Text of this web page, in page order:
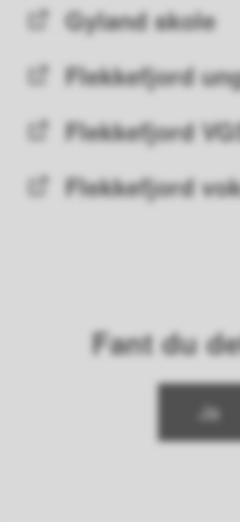
Gyland skole
Flekkefjord
Flekkefjord
Flekkefjord
Fant du
Ja